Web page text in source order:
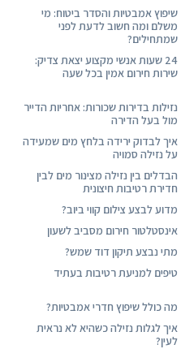
שיפוץ אמבטיות והסדר ביטוח: מי
משלם ומה חשוב לדעת לפני
שמתחילים?
24 שעות אנשי מקצוע יצאת צדיק:
שירות חירום אמין בכל שעה
נזילות בדירות שכורות: אחריות הדייר
מול בעל הדירה
איך לבדוק ירידה בלחץ מים שמעידה
על נזילה סמויה
הבדלים בין נזילה מצינור מים לבין
חדירת רטיבות חיצונית
מדוע לבצע צילום קווי ביוב?
אינסטלטור חירום מסביב לשעון
מתי נבצע תיקון דוד שמש?
טיפים למניעת רטיבות בעתיד
מה כולל שיפוץ חדרי אמבטיות?
איך לגלות נזילה כשהיא לא נראית
לעין?